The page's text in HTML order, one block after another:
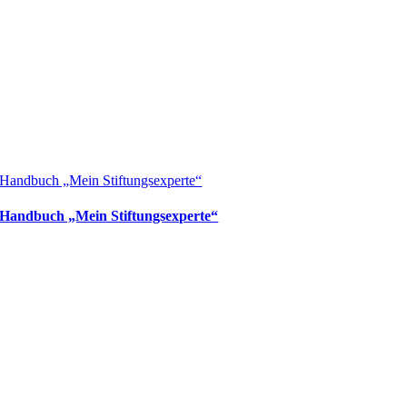
Handbuch „Mein Stiftungsexperte“
Handbuch „Mein Stiftungsexperte“